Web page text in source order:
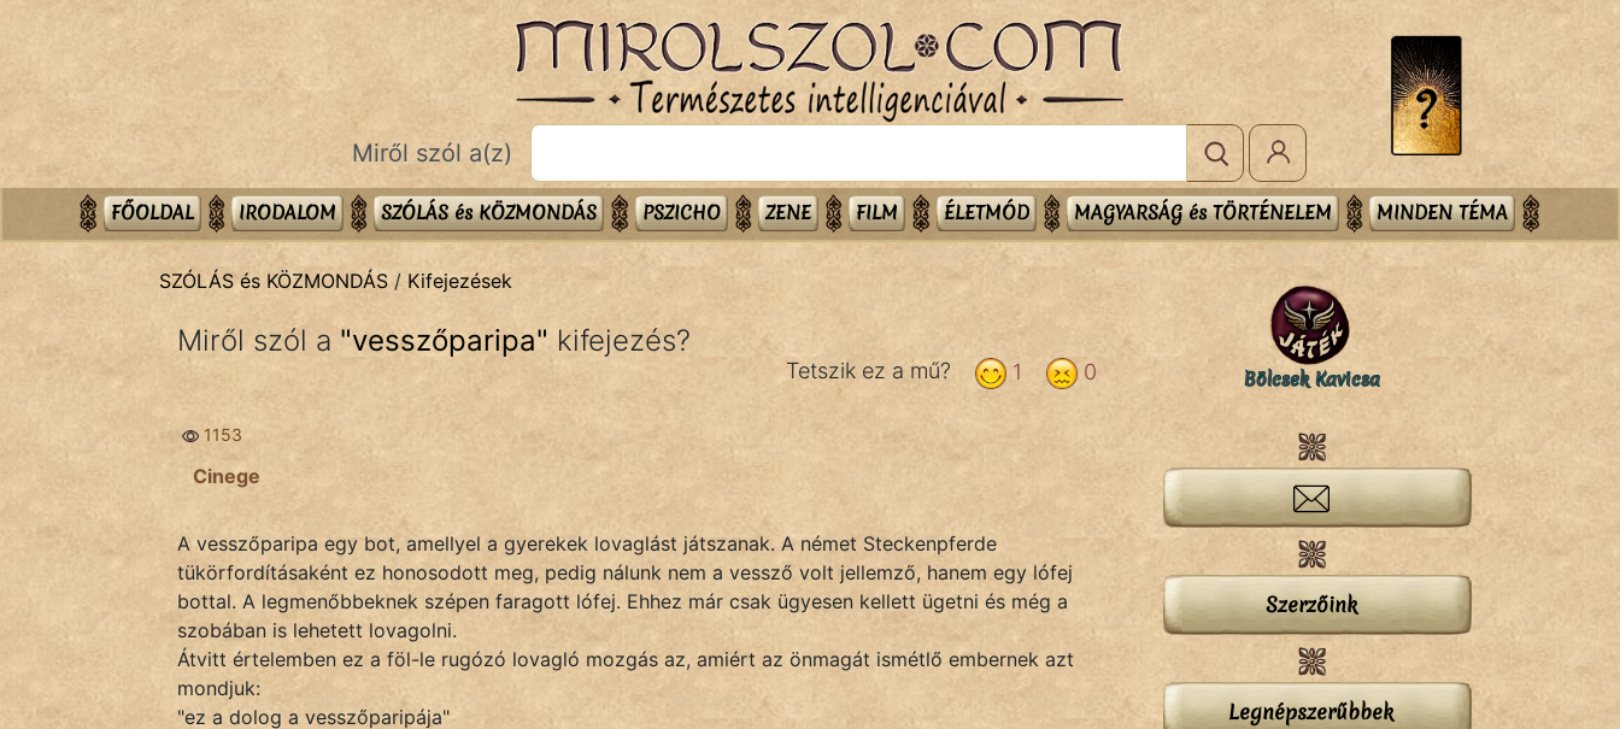
Bibliai
Közmondások
Szóláscsoportok
Miről szól a(z)
FŐOLDAL IRODALOM SZÓLÁS és KÖZMONDÁS PSZICHO ZENE FILM ÉLETMÓD MAGYARSÁG és TÖRTÉNELEM MINDEN TÉMA
SZÓLÁS és KÖZMONDÁS / Kifejezések
Miről szól a "vesszőparipa" kifejezés?
0
1
Tetszik ez a mű?
1153
Cinege
A vesszőparipa egy bot, amellyel a gyerekek lovaglást játszanak. A német Steckenpferde
tükörfordításaként ez honosodott meg, pedig nálunk nem a vessző volt jellemző, hanem egy lófej
bottal. A legmenőbbeknek szépen faragott lófej. Ehhez már csak ügyesen kellett ügetni és még a
szobában is lehetett lovagolni.
Átvitt értelemben ez a föl-le rugózó lovagló mozgás az, amiért az önmagát ismétlő embernek azt
mondjuk:
"ez a dolog a vesszőparipája"
Bölcsek Kavicsa
Szerzőink
Legnépszerűbbek